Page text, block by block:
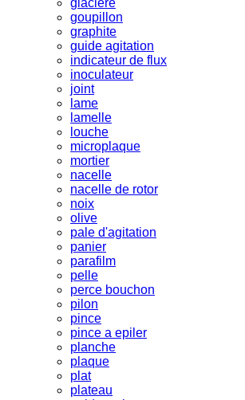
goupillon
graphite
guide agitation
indicateur de flux
inoculateur
joint
lame
lamelle
louche
microplaque
mortier
nacelle
nacelle de rotor
noix
olive
pale d'agitation
panier
parafilm
pelle
perce bouchon
pilon
pince
pince a epiler
planche
plaque
plat
plateau